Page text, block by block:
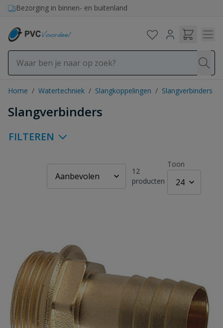
Ga naar de inhoud
Bezorging in binnen- en buitenland
Home / Watertechniek / Slangkoppelingen / Slangverbinders
Slangverbinders
FILTEREN
12
producten
Toon